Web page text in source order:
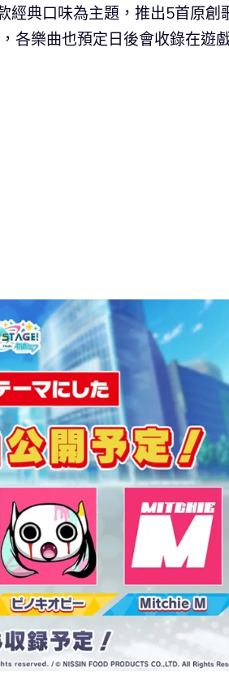
經典口味為主題，推出5首原創
各樂曲也預定日後會收錄在遊